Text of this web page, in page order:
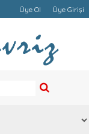
Üye Ol Üye Girişi